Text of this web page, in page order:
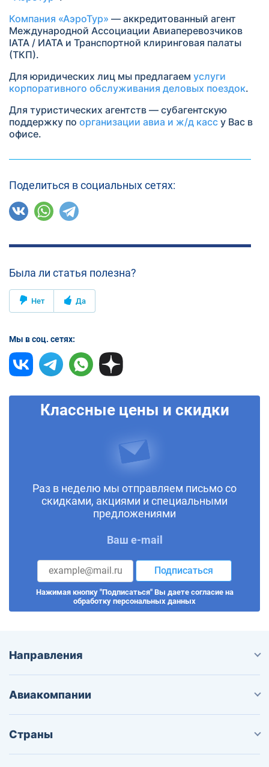
Компания «АэроТур» — аккредитованный агент
Международной Ассоциации Авиаперевозчиков
IATA / ИАТА и Транспортной клиринговая палаты
(ТКП).
Для юридических лиц мы предлагаем услуги
корпоративного обслуживания деловых поездок.
Для туристических агентств — субагентскую
поддержку по организации авиа и ж/д касс у Вас в
офисе.
Поделиться в социальных сетях:
Была ли статья полезна?
Нет Да
Мы в соц. сетях:
Классные цены и скидки
Раз в неделю мы отправляем письмо со
скидками, акциями и специальными
предложениями
Ваш e-mail
Подписаться
Нажимая кнопку "Подписаться" Вы даете согласие на
обработку персональных данных
Направления
Авиакомпании
Страны